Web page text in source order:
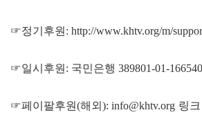
☞정기후원: http://www.khtv.org/m/
☞일시후원: 국민은행 389801-01-
☞페이팔후원(해외): info@khtv.org 링크